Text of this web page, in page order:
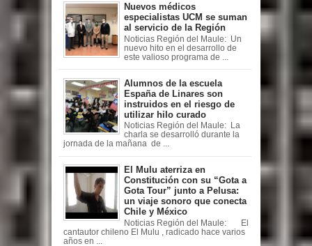
Nuevos médicos
especialistas UCM se suman
al servicio de la Región
Noticias Región del Maule: Un
nuevo hito en el desarrollo de
este valioso programa de ...
Alumnos de la escuela
España de Linares son
instruidos en el riesgo de
utilizar hilo curado
Noticias Región del Maule: La
charla se desarrolló durante la
jornada de la mañana de ...
El Mulu aterriza en
Constitución con su “Gota a
Gota Tour” junto a Pelusa:
un viaje sonoro que conecta
Chile y México
Noticias Región del Maule: El
cantautor chileno El Mulu , radicado hace varios
años en ...